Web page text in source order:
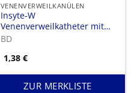
VENENVERWEILKANÜLEN
Insyte-W
Venenverweilkatheter mit
Flügel
BD
1,38 €
ZUR MERKLISTE